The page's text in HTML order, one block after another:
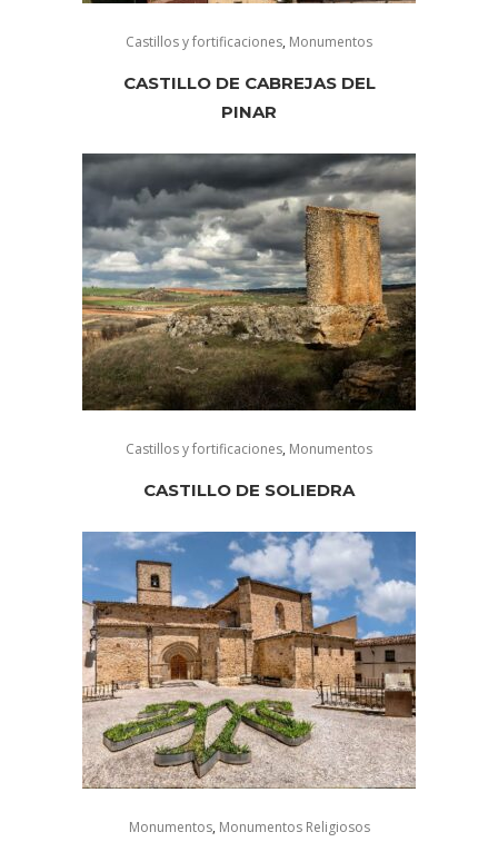
Castillos y fortificaciones, Monumentos
CASTILLO DE CABREJAS DEL
PINAR
Castillos y fortificaciones, Monumentos
CASTILLO DE SOLIEDRA
Monumentos, Monumentos Religiosos